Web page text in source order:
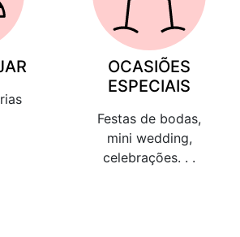
OCASIÕES
ESPECIAIS
Festas de bodas,
mini wedding,
celebrações. . .